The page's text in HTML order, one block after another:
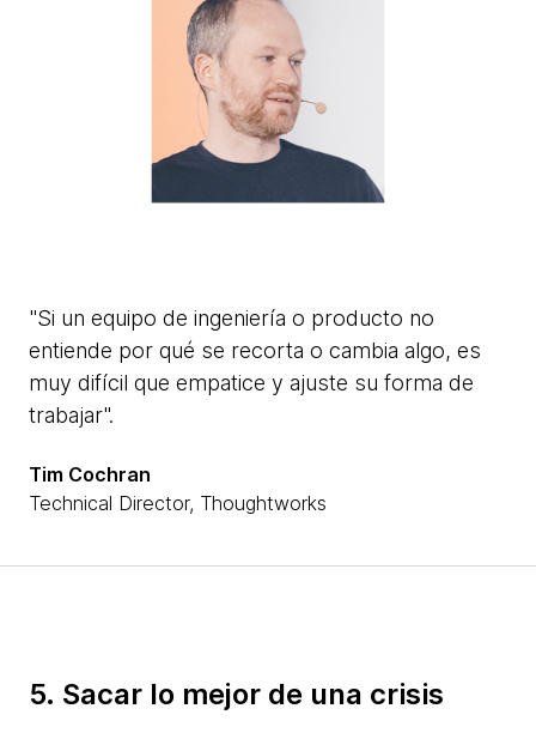
"Si un equipo de ingeniería o producto no
entiende por qué se recorta o cambia algo, es
muy difícil que empatice y ajuste su forma de
trabajar".
Tim Cochran
Technical Director, Thoughtworks
5. Sacar lo mejor de una crisis